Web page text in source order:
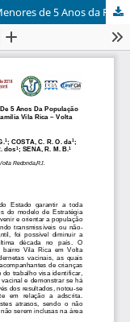
Análise dos Dados Vacinais das Crianças Menores de 5 Anos da População Adscrita e Abrangente da Unidade de Saúde da Família Vila Rica – Volta Redonda – RJ